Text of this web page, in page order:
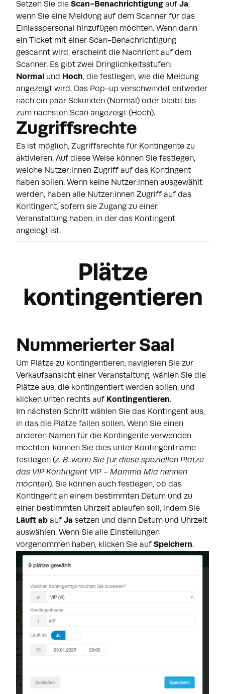
Setzen Sie die Scan-Benachrichtigung auf Ja,
wenn Sie eine Meldung auf dem Scanner für das
Einlasspersonal hinzufügen möchten. Wenn dann
ein Ticket mit einer Scan-Benachrichtigung
gescannt wird, erscheint die Nachricht auf dem
Scanner. Es gibt zwei Dringlichkeitsstufen:
Normal und Hoch, die festlegen, wie die Meldung
angezeigt wird. Das Pop-up verschwindet entweder
nach ein paar Sekunden (Normal) oder bleibt bis
zum nächsten Scan angezeigt (Hoch).
Zugriffsrechte
Es ist möglich, Zugriffsrechte für Kontingente zu
aktivieren. Auf diese Weise können Sie festlegen,
welche Nutzer:innen Zugriff auf das Kontingent
haben sollen. Wenn keine Nutzer:innen ausgewählt
werden, haben alle Nutzer:innen Zugriff auf das
Kontingent, sofern sie Zugang zu einer
Veranstaltung haben, in der das Kontingent
angelegt ist.
Plätze
kontingentieren
Nummerierter Saal
Um Plätze zu kontingentieren, navigieren Sie zur
Verkaufsansicht einer Veranstaltung, wählen Sie die
Plätze aus, die kontingentiert werden sollen, und
klicken unten rechts auf Kontingentieren.
Im nächsten Schritt wählen Sie das Kontingent aus,
in das die Plätze fallen sollen. Wenn Sie einen
anderen Namen für die Kontingente verwenden
möchten, können Sie dies unter Kontingentname
festlegen (z. B. wenn Sie für diese speziellen Plätze
das VIP Kontingent VIP - Mamma Mia nennen
möchten). Sie können auch festlegen, ob das
Kontingent an einem bestimmten Datum und zu
einer bestimmten Uhrzeit ablaufen soll, indem Sie
Läuft ab auf Ja setzen und dann Datum und Uhrzeit
auswählen. Wenn Sie alle Einstellungen
vorgenommen haben, klicken Sie auf Speichern.